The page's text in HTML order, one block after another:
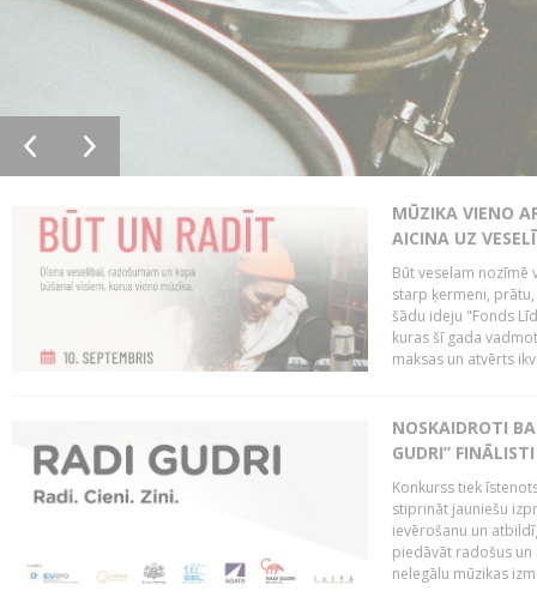
MŪZIKA VIENO
AICINA UZ
Būt veselam nozīmē
starp ķermeni,
šādu ideju "Fonds
kuras šī gada
maksas un atvērts
NOSKAIDROTI
GUDRI” FINĀLISTI
Konkurss tiek
stiprināt jauniešu
ievērošanu un
piedāvāt radošus
nelegālu mūzikas